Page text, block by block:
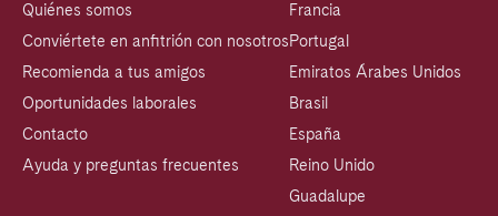
Quiénes somos
Conviértete en anfitrión con nosotros
Recomienda a tus amigos
Oportunidades laborales
Contacto
Ayuda y preguntas frecuentes
Francia
Portugal
Emiratos Árabes Unidos
Brasil
España
Reino Unido
Guadalupe